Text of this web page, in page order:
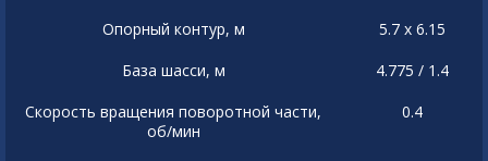
Опорный контур, м
5.7 x 6.15
База шасси, м
4.775 / 1.4
Скорость вращения поворотной части,
об/мин
0.4